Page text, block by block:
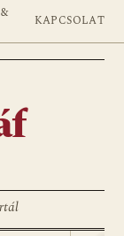
KAPCSOLAT